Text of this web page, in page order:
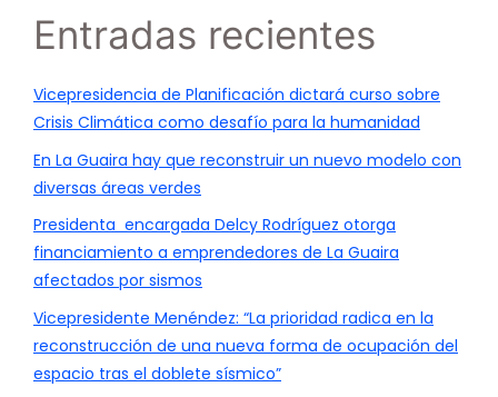
Entradas recientes
Vicepresidencia de Planificación dictará curso sobre
Crisis Climática como desafío para la humanidad
En La Guaira hay que reconstruir un nuevo modelo con
diversas áreas verdes
Presidenta encargada Delcy Rodríguez otorga
financiamiento a emprendedores de La Guaira
afectados por sismos
Vicepresidente Menéndez: “La prioridad radica en la
reconstrucción de una nueva forma de ocupación del
espacio tras el doblete sísmico”